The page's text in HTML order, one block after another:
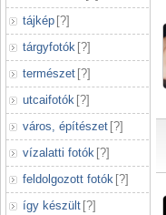
tájkép [?]
tárgyfotók [?]
természet [?]
utcaifotók [?]
város, építészet [?]
vízalatti fotók [?]
feldolgozott fotók [?]
így készült [?]